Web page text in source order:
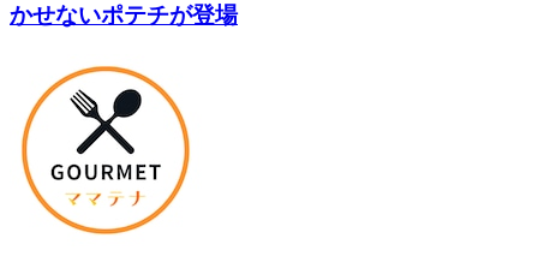
かせないポテチが登場